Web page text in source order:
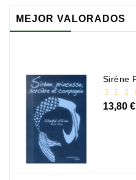
Sociales
Sciences
Techniques
MEJOR VALORADOS
13,80 €